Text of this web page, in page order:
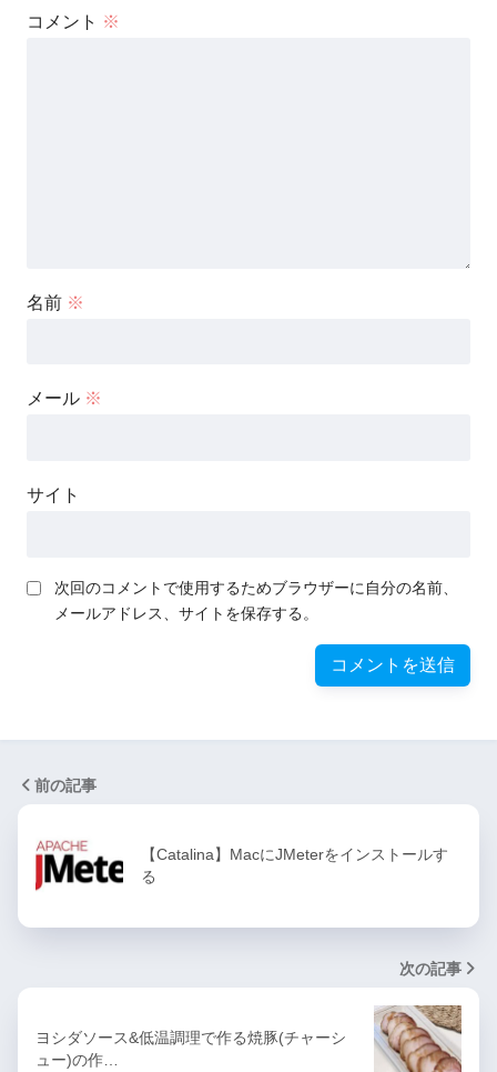
コメント ※
名前 ※
メール ※
サイト
次回のコメントで使用するためブラウザーに自分の名前、
メールアドレス、サイトを保存する。
前の記事
【Catalina】MacにJMeterをインストールす
る
次の記事
ヨシダソース&低温調理で作る焼豚(チャーシ
ュー)の作…